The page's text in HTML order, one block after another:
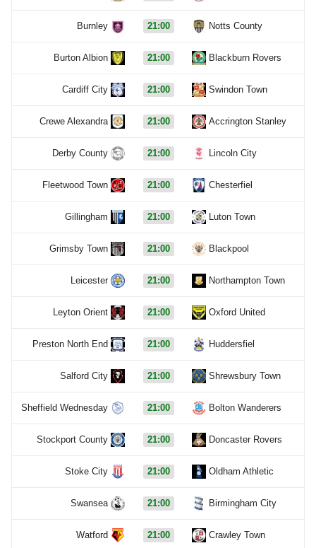
Burnley 21:00 Notts County
Burton Albion 21:00 Blackburn Rovers
Cardiff City 21:00 Swindon Town
Crewe Alexandra 21:00 Accrington Stanley
Derby County 21:00 Lincoln City
Fleetwood Town 21:00 Chesterfiel
Gillingham 21:00 Luton Town
Grimsby Town 21:00 Blackpool
Leicester 21:00 Northampton Town
Leyton Orient 21:00 Oxford United
Preston North End 21:00 Huddersfiel
Salford City 21:00 Shrewsbury Town
Sheffield Wednesday 21:00 Bolton Wanderers
Stockport County 21:00 Doncaster Rovers
Stoke City 21:00 Oldham Athletic
Swansea 21:00 Birmingham City
Watford 21:00 Crawley Town